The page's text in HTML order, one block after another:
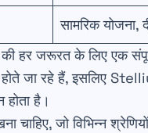
सामरिक
जरूरत के लिए एक
जा रहे हैं, इसलिए
है।
जो विभिन्न